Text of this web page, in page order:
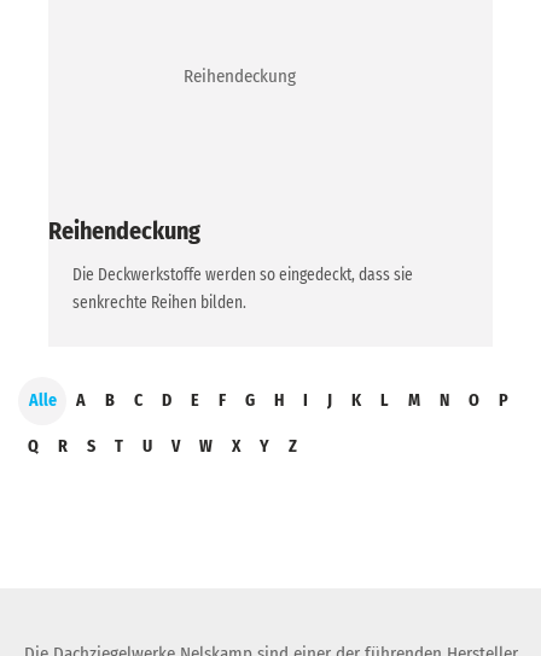
Reihendeckung
Die Deckwerkstoffe werden so eingedeckt, dass sie
senkrechte Reihen bilden.
Alle A B C D E F G H I J K L M N O P
Q R S T U V W X Y Z